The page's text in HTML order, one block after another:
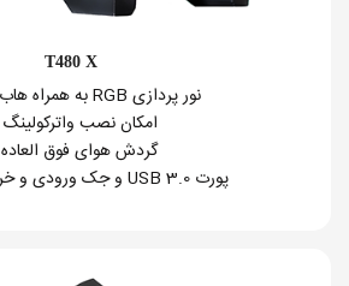
T480 X
نور پردازی RGB به همراه هاب کنترلر
امکان نصب واترکولینگ
گردش هوای فوق العاده
پورت USB 3.0 و جک ورودی و خروجی صدا